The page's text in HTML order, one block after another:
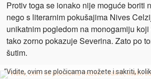
Protiv toga se ionako nije moguće boriti
nego s literarnim pokušajima Nives
unikatnim pogledom na monogamiju
tako zorno pokazuje Severina. Zato po
šutim.
“Vidite, ovim se pločicama možete i sakriti,